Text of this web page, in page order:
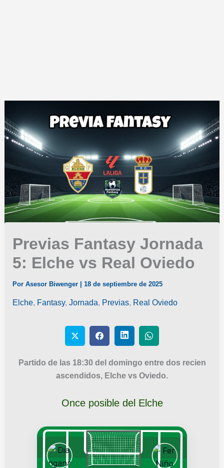
Previas Fantasy Jornada
5: Elche vs Real Oviedo
Por Asesor Biwenger 18 de septiembre de 2025
Elche, Fantasy, Jornada, Previas, Real Oviedo
Partido de las 18:30 del domingo entre dos recien
ascendidos, Elche vs Oviedo.
Once posible del Elche